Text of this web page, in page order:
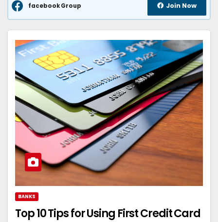
facebook Group Join Now
BANKS
Top 10 Tips for Using First Credit Card